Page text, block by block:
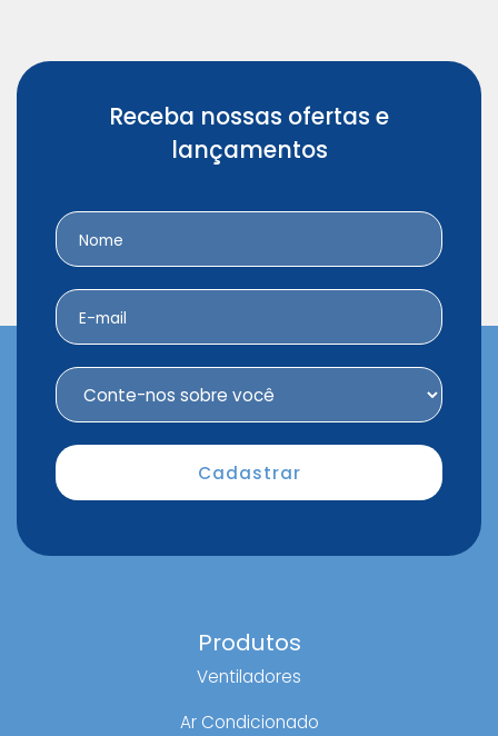
Receba nossas ofertas e
lançamentos
Produtos
Ventiladores
Ar Condicionado